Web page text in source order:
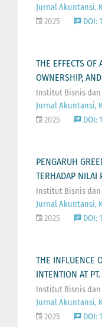
Jurnal Akuntansi,
2025
DOI:
THE EFFECTS OF
OWNERSHIP,
Institut Bisnis
Jurnal Akuntansi,
2025
DOI:
PENGARUH
TERHADAP NILAI
Institut Bisnis
Jurnal Akuntansi,
2025
DOI:
THE INFLUENCE
INTENTION AT
Institut Bisnis
Jurnal Akuntansi,
2025
DOI: